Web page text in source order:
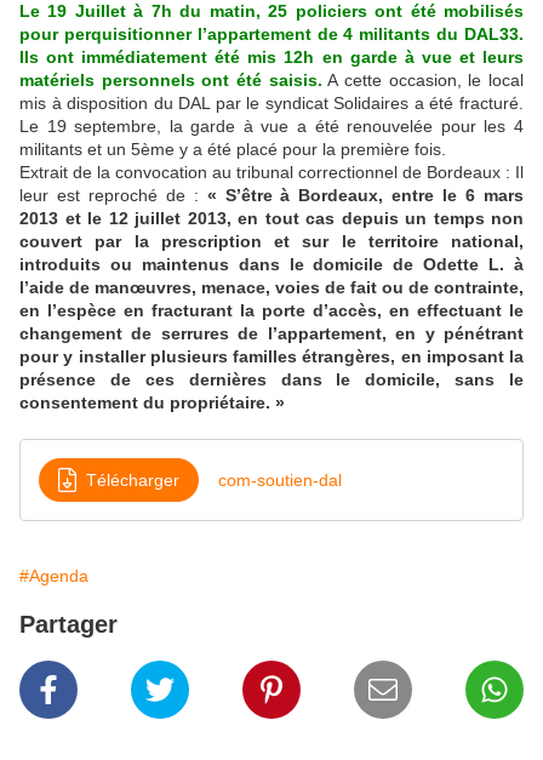
Le 19 Juillet à 7h du matin, 25 policiers ont été mobilisés
pour perquisitionner l’appartement de 4 militants du DAL33.
Ils ont immédiatement été mis 12h en garde à vue et leurs
matériels personnels ont été saisis. A cette occasion, le local
mis à disposition du DAL par le syndicat Solidaires a été fracturé.
Le 19 septembre, la garde à vue a été renouvelée pour les 4
militants et un 5ème y a été placé pour la première fois.
Extrait de la convocation au tribunal correctionnel de Bordeaux : Il
leur est reproché de : « S’être à Bordeaux, entre le 6 mars
2013 et le 12 juillet 2013, en tout cas depuis un temps non
couvert par la prescription et sur le territoire national,
introduits ou maintenus dans le domicile de Odette L. à
l’aide de manœuvres, menace, voies de fait ou de contrainte,
en l’espèce en fracturant la porte d’accès, en effectuant le
changement de serrures de l’appartement, en y pénétrant
pour y installer plusieurs familles étrangères, en imposant la
présence de ces dernières dans le domicile, sans le
consentement du propriétaire. »
Télécharger com-soutien-dal
#Agenda
Partager